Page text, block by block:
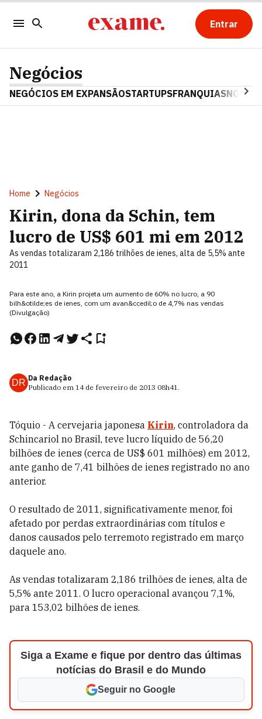
Entrar
Negócios
NEGÓCIOS EM EXPANSÃOSTARTUPSFRANQUIAS
Home Negócios
Kirin, dona da Schin, tem
lucro de US$ 601 mi em 2012
As vendas totalizaram 2,186 trilhões de ienes, alta de 5,5% ante
2011
Para este ano, a Kirin projeta um aumento de 60% no lucro, a 90
bilh&otilde;es de ienes, com um avan&ccedil;o de 4,7% nas vendas
(Divulgação)
DR Da Redação
Publicado em 14 de fevereiro de 2013 08h41.
Tóquio - A cervejaria japonesa Kirin, controladora da
Schincariol no Brasil, teve lucro líquido de 56,20
bilhões de ienes (cerca de US$ 601 milhões) em 2012,
ante ganho de 7,41 bilhões de ienes registrado no ano
anterior.
O resultado de 2011, significativamente menor, foi
afetado por perdas extraordinárias com títulos e
danos causados pelo terremoto registrado em março
daquele ano.
As vendas totalizaram 2,186 trilhões de ienes, alta de
5,5% ante 2011. O lucro operacional avançou 7,1%,
para 153,02 bilhões de ienes.
Siga a Exame e fique por dentro das últimas
notícias do Brasil e do Mundo
Seguir no Google